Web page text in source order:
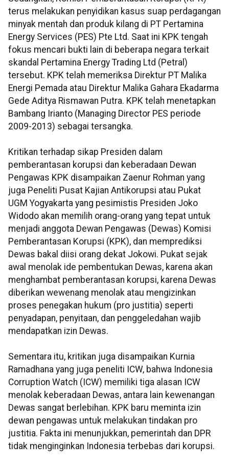
terus melakukan penyidikan kasus suap perdagangan
minyak mentah dan produk kilang di PT Pertamina
Energy Services (PES) Pte Ltd. Saat ini KPK tengah
fokus mencari bukti lain di beberapa negara terkait
skandal Pertamina Energy Trading Ltd (Petral)
tersebut. KPK telah memeriksa Direktur PT Malika
Energi Pemada atau Direktur Malika Gahara Ekadarma
Gede Aditya Rismawan Putra. KPK telah menetapkan
Bambang Irianto (Managing Director PES periode
2009-2013) sebagai tersangka.
Kritikan terhadap sikap Presiden dalam
pemberantasan korupsi dan keberadaan Dewan
Pengawas KPK disampaikan Zaenur Rohman yang
juga Peneliti Pusat Kajian Antikorupsi atau Pukat
UGM Yogyakarta yang pesimistis Presiden Joko
Widodo akan memilih orang-orang yang tepat untuk
menjadi anggota Dewan Pengawas (Dewas) Komisi
Pemberantasan Korupsi (KPK), dan memprediksi
Dewas bakal diisi orang dekat Jokowi. Pukat sejak
awal menolak ide pembentukan Dewas, karena akan
menghambat pemberantasan korupsi, karena Dewas
diberikan wewenang menolak atau mengizinkan
proses penegakan hukum (pro justitia) seperti
penyadapan, penyitaan, dan penggeledahan wajib
mendapatkan izin Dewas.
Sementara itu, kritikan juga disampaikan Kurnia
Ramadhana yang juga peneliti ICW, bahwa Indonesia
Corruption Watch (ICW) memiliki tiga alasan ICW
menolak keberadaan Dewas, antara lain kewenangan
Dewas sangat berlebihan. KPK baru meminta izin
dewan pengawas untuk melakukan tindakan pro
justitia. Fakta ini menunjukkan, pemerintah dan DPR
tidak menginginkan Indonesia terbebas dari korupsi.